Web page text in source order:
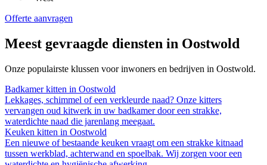
Offerte aanvragen
Meest gevraagde diensten in Oostwold
Onze populairste klussen voor inwoners en bedrijven in Oostwold.
Badkamer kitten in Oostwold
Lekkages, schimmel of een verkleurde naad? Onze kitters
vervangen oud kitwerk in uw badkamer door een strakke,
waterdichte naad die jarenlang meegaat.
Keuken kitten in Oostwold
Een nieuwe of bestaande keuken vraagt om een strakke kitnaad
tussen werkblad, achterwand en spoelbak. Wij zorgen voor een